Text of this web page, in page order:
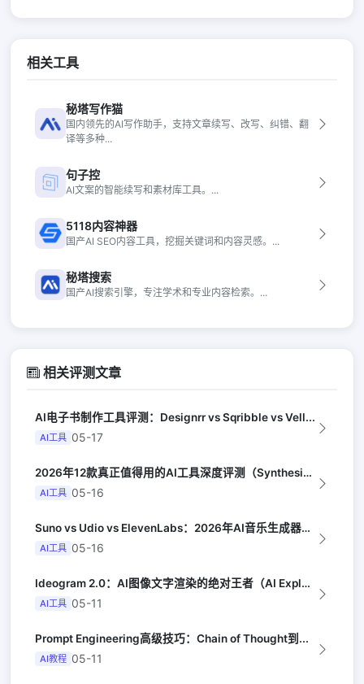
相关工具
秘塔写作猫
国内领先的AI写作助手，支持文章续写、改写、纠错、翻
译等多种...
句子控
AI文案的智能续写和素材库工具。...
5118内容神器
国产AI SEO内容工具，挖掘关键词和内容灵感。...
秘塔搜索
国产AI搜索引擎，专注学术和专业内容检索。...
相关评测文章
AI电子书制作工具评测：Designrr vs Sqribble vs Vell...
AI工具 05-17
2026年12款真正值得用的AI工具深度评测（Synthesia评选）
AI工具 05-16
Suno vs Udio vs ElevenLabs：2026年AI音乐生成器三...
AI工具 05-16
Ideogram 2.0：AI图像文字渲染的绝对王者（AI Explained）
AI工具 05-11
Prompt Engineering高级技巧：Chain of Thought到...
AI教程 05-11